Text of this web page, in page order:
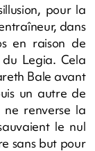
pour la
dans
en raison de
Legia. Cela
Bale avant
un autre de
renverse la
le nul
sans but pour